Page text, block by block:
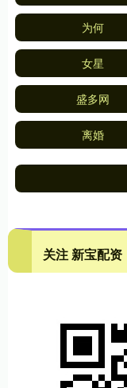
为何
女星
盛多网
离婚
关注 新宝配资